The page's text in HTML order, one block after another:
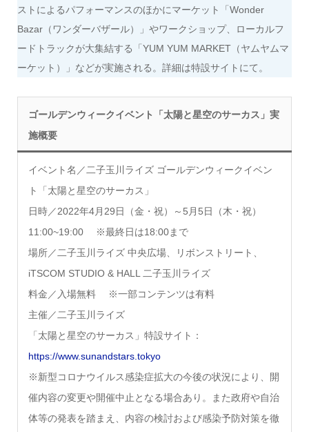
ストによるパフォーマンスのほかにマーケット「Wonder
Bazar（ワンダーバザール）」やワークショップ、ローカルフ
ードトラックが大集結する「YUM YUM MARKET（ヤムヤムマ
ーケット）」などが実施される。詳細は特設サイトにて。
ゴールデンウィークイベント「太陽と星空のサーカス」実
施概要
イベント名／二子玉川ライズ ゴールデンウィークイベン
ト「太陽と星空のサーカス」
日時／2022年4月29日（金・祝）～5月5日（木・祝）
11:00~19:00 ※最終日は18:00まで
場所／二子玉川ライズ 中央広場、リボンストリート、
iTSCOM STUDIO & HALL 二子玉川ライズ
料金／入場無料 ※一部コンテンツは有料
主催／二子玉川ライズ
「太陽と星空のサーカス」特設サイト：
https://www.sunandstars.tokyo
※新型コロナウイルス感染症拡大の今後の状況により、開
催内容の変更や開催中止となる場合あり。また政府や自治
体等の発表を踏まえ、内容の検討および感染予防対策を徹